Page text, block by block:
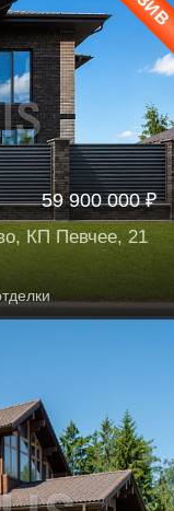
59 900 000 ₽
КП Певчее, 21